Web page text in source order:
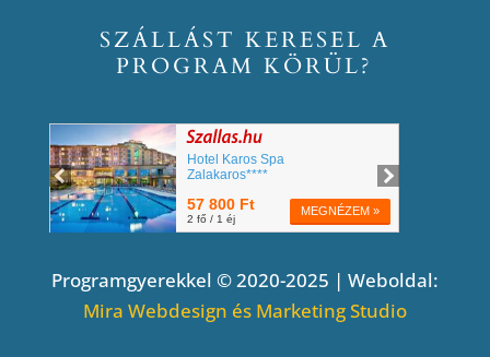
SZÁLLÁST KERESEL A
PROGRAM KÖRÜL?
Programgyerekkel © 2020-2025 | Weboldal:
Mira Webdesign és Marketing Studio